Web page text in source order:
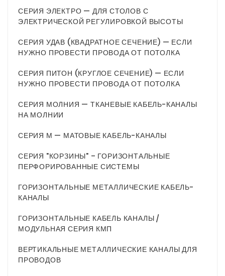
СЕРИЯ ЭЛЕКТРО — ДЛЯ СТОЛОВ С
ЭЛЕКТРИЧЕСКОЙ РЕГУЛИРОВКОЙ ВЫСОТЫ
СЕРИЯ УДАВ (КВАДРАТНОЕ СЕЧЕНИЕ) — ЕСЛИ
НУЖНО ПРОВЕСТИ ПРОВОДА ОТ ПОТОЛКА
СЕРИЯ ПИТОН (КРУГЛОЕ СЕЧЕНИЕ) — ЕСЛИ
НУЖНО ПРОВЕСТИ ПРОВОДА ОТ ПОТОЛКА
СЕРИЯ МОЛНИЯ — ТКАНЕВЫЕ КАБЕЛЬ-КАНАЛЫ
НА МОЛНИИ
СЕРИЯ М — МАТОВЫЕ КАБЕЛЬ-КАНАЛЫ
СЕРИЯ "КОРЗИНЫ" – ГОРИЗОНТАЛЬНЫЕ
ПЕРФОРИРОВАННЫЕ СИСТЕМЫ
ГОРИЗОНТАЛЬНЫЕ МЕТАЛЛИЧЕСКИЕ КАБЕЛЬ-
КАНАЛЫ
ГОРИЗОНТАЛЬНЫЕ КАБЕЛЬ КАНАЛЫ /
МОДУЛЬНАЯ СЕРИЯ КМП
ВЕРТИКАЛЬНЫЕ МЕТАЛЛИЧЕСКИЕ КАНАЛЫ ДЛЯ
ПРОВОДОВ